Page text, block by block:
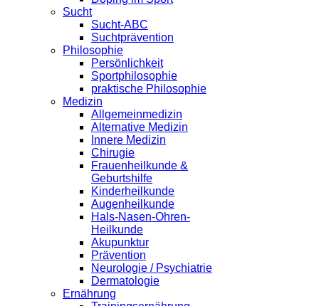
Sucht
Sucht-ABC
Suchtprävention
Philosophie
Persönlichkeit
Sportphilosophie
praktische Philosophie
Medizin
Allgemeinmedizin
Alternative Medizin
Innere Medizin
Chirugie
Frauenheilkunde &
Geburtshilfe
Kinderheilkunde
Augenheilkunde
Hals-Nasen-Ohren-
Heilkunde
Akupunktur
Prävention
Neurologie / Psychiatrie
Dermatologie
Ernährung